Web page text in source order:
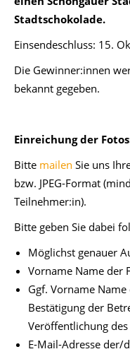
Stadtschokolade.
Einsendeschluss: 15.
Die Gewinner:innen
bekannt gegeben.
Einreichung der
Bitte mailen Sie uns
bzw. JPEG-Format
Teilnehmer:in).
Bitte geben Sie dabei
Möglichst genauer
Vorname Name der
Ggf. Vorname
Bestätigung der
Veröffentlichung
E-Mail-Adresse der/